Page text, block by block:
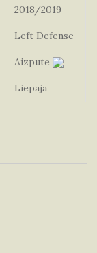
2018/2019
Left Defense
Aizpute
Liepaja